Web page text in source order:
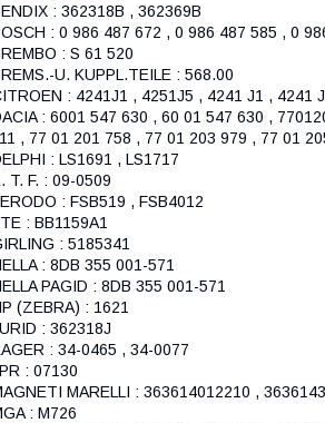
: 362318B , 362369B
: 0 986 487 672 , 0 986 487 585 , 0
: S 61 520
U. KUPPL.TEILE : 568.00
: 4241J1 , 4251J5 , 4241 J1 , 4241
: 6001 547 630 , 60 01 547 630 ,
, 77 01 201 758 , 77 01 203 979 , 77 01
: LS1691 , LS1717
T. F. : 09-0509
: FSB519 , FSB4012
: BB1159A1
: 5185341
: 8DB 355 001-571
PAGID : 8DB 355 001-571
(ZEBRA) : 1621
: 362318J
: 34-0465 , 34-0077
: 07130
MARELLI : 363614012210 ,
: M726